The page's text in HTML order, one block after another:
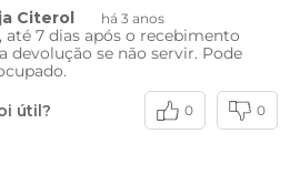
Citerol há 3 anos
até 7 dias após o recebimento
devolução se não servir. Pode
útil?
0 0